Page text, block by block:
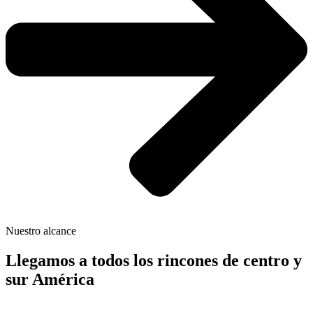
Nuestro alcance
Llegamos a todos los rincones de centro y
sur América